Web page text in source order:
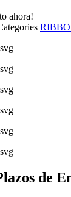
ahora!
de